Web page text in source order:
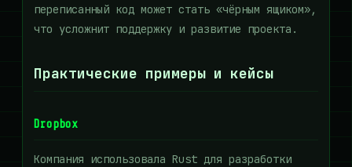
переписанный код может стать «чёрным ящиком»,
что усложнит поддержку и развитие проекта.
Практические примеры и кейсы
Dropbox
Компания использовала Rust для разработки